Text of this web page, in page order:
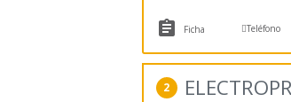
 Ficha Teléfono
2